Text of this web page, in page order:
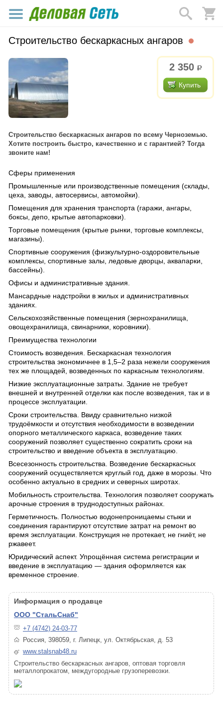
Строительство бескаркасных ангаров
2 350 р.
Купить
Строительство бескаркасных ангаров по всему Черноземью.
Хотите построить быстро, качественно и с гарантией? Тогда
звоните нам!
Сферы применения
Промышленные или производственные помещения (склады,
цеха, заводы, автосервисы, автомойки).
Помещения для хранения транспорта (гаражи, ангары,
боксы, депо, крытые автопарковки).
Торговые помещения (крытые рынки, торговые комплексы,
магазины).
Спортивные сооружения (физкультурно-оздоровительные
комплексы, спортивные залы, ледовые дворцы, аквапарки,
бассейны).
Офисы и административные здания.
Мансардные надстройки в жилых и административных
зданиях.
Сельскохозяйственные помещения (зернохранилища,
овощехранилища, свинарники, коровники).
Преимущества технологии
Стоимость возведения. Бескаркасная технология
строительства экономичнее в 1,5–2 раза нежели сооружения
тех же площадей, возведенных по каркасным технологиям.
Низкие эксплуатационные затраты. Здание не требует
внешней и внутренней отделки как после возведения, так и в
процессе эксплуатации.
Сроки строительства. Ввиду сравнительно низкой
трудоёмкости и отсутствия необходимости в возведении
опорного металлического каркаса, возведение таких
сооружений позволяет существенно сократить сроки на
строительство и введение объекта в эксплуатацию.
Всесезонность строительства. Возведение бескаркасных
сооружений осуществляется круглый год, даже в морозы. Что
особенно актуально в средних и северных широтах.
Мобильность строительства. Технология позволяет сооружать
арочные строения в труднодоступных районах.
Герметичность. Полностью водонепроницаемы стыки и
соединения гарантируют отсутствие затрат на ремонт во
время эксплуатации. Конструкция не протекает, не гниёт, не
ржавеет.
Юридический аспект. Упрощённая система регистрации и
введение в эксплуатацию — здания оформляется как
временное строение.
Информация о продавце
ООО "СтальСнаб"
+7 (4742) 24-03-77
Россия, 398059, г. Липецк, ул. Октябрьская, д. 53
www.stalsnab48.ru
Строительство бескаркасных ангаров, оптовая торговля
металлопрокатом, междугородные грузоперевозки.